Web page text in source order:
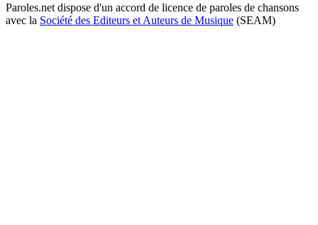
Paroles.net dispose d'un accord de licence de paroles de chansons
avec la Société des Editeurs et Auteurs de Musique (SEAM)